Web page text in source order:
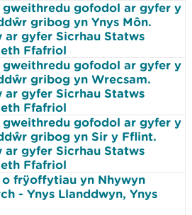
gweithredu gofodol ar gyfer y
gribog yn Ynys Môn.
ar gyfer Sicrhau Statws
Ffafriol
gweithredu gofodol ar gyfer y
gribog yn Wrecsam.
ar gyfer Sicrhau Statws
Ffafriol
gweithredu gofodol ar gyfer y
gribog yn Sir y Fflint.
ar gyfer Sicrhau Statws
Ffafriol
frÿoffytiau yn Nhywyn
- Ynys Llanddwyn, Ynys